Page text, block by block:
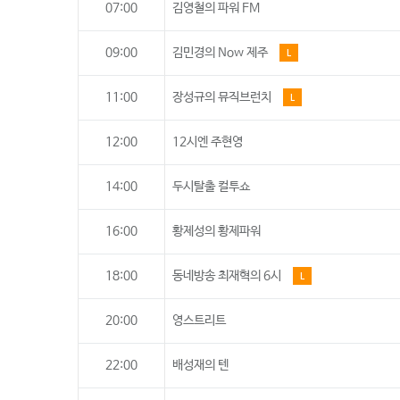
07:00 김영철의 파워 FM
09:00 김민경의 Now 제주 L
11:00 장성규의 뮤직브런치 L
12:00 12시엔 주현영
14:00 두시탈출 컬투쇼
16:00 황제성의 황제파워
18:00 동네방송 최재혁의 6시 L
20:00 영스트리트
22:00 배성재의 텐